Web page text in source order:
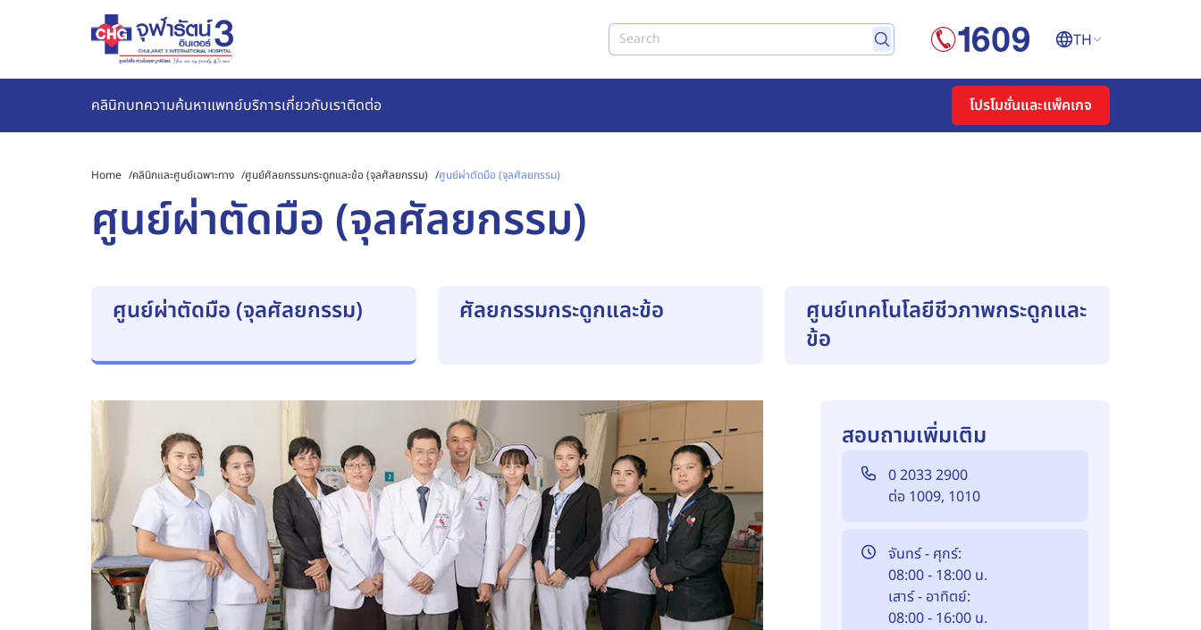
Search TH
คลินิกบทความค้นหาแพทย์บริการเกี่ยวกับเราติดต่อ โปรโมชั่นและแพ็คเกจ
Home /คลินิกและศูนย์เฉพาะทาง /ศูนย์ศัลยกรรมกระดูกและข้อ (จุลศัลยกรรม) /ศูนย์ผ่าตัดมือ (จุลศัลยกรรม)
ศูนย์ผ่าตัดมือ (จุลศัลยกรรม)
ศูนย์ผ่าตัดมือ (จุลศัลยกรรม) ศัลยกรรมกระดูกและข้อ
ศูนย์เทคโนโลยีชีวภาพกระดูกและ
ข้อ
สอบถามเพิ่มเติม
0 2033 2900
ต่อ 1009, 1010
จันทร์ - ศุกร์:
08:00 - 18:00 น.
เสาร์ - อาทิตย์:
08:00 - 16:00 น.